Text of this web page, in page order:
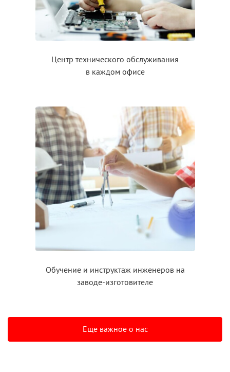
Центр технического обслуживания
в каждом офисе
Обучение и инструктажинженеров на
заводе-изготовителе
Еще важное о нас